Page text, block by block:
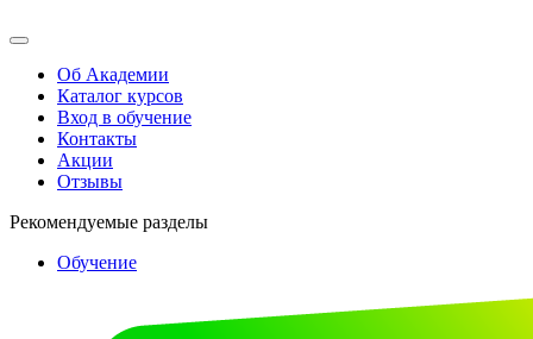
Об Академии
Каталог курсов
Вход в обучение
Контакты
Акции
Отзывы
Рекомендуемые разделы
Обучение